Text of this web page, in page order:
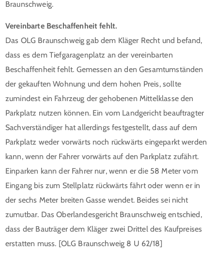
Braunschweig.
Vereinbarte Beschaffenheit fehlt.
Das OLG Braunschweig gab dem Kläger Recht und befand,
dass es dem Tiefgaragenplatz an der vereinbarten
Beschaffenheit fehlt. Gemessen an den Gesamtumständen
der gekauften Wohnung und dem hohen Preis, sollte
zumindest ein Fahrzeug der gehobenen Mittelklasse den
Parkplatz nutzen können. Ein vom Landgericht beauftragter
Sachverständiger hat allerdings festgestellt, dass auf dem
Parkplatz weder vorwärts noch rückwärts eingeparkt werden
kann, wenn der Fahrer vorwärts auf den Parkplatz zufährt.
Einparken kann der Fahrer nur, wenn er die 58 Meter vom
Eingang bis zum Stellplatz rückwärts fährt oder wenn er in
der sechs Meter breiten Gasse wendet. Beides sei nicht
zumutbar. Das Oberlandesgericht Braunschweig entschied,
dass der Bauträger dem Kläger zwei Drittel des Kaufpreises
erstatten muss. [OLG Braunschweig 8 U 62/18]